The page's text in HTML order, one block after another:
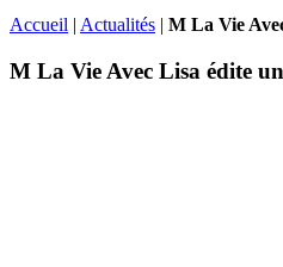
Accueil | Actualités | M La Vie
M La Vie Avec Lisa édite